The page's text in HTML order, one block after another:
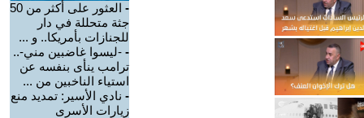
-
العثور على أكثر من 50
جثة متحللة في دار
للجنازات بأمريكا.. و ...
- -ليسوا غاضبين مني-..
ترامب ينأى بنفسه عن
استياء الناخبين من ...
- نادي الأسير: تمديد منع
زيارات الأسرى